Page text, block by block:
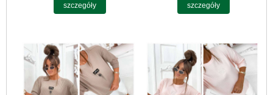
szczegóły szczegóły